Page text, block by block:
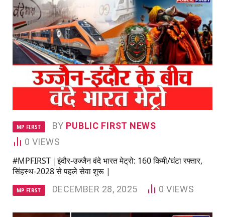
MP FIRST BY PUBLIC FIRST NEWS
0 VIEWS
#MPFIRST |इंदौर-उज्जैन वंदे भारत मेट्रो: 160 किमी/घंटा रफ्तार,
सिंहस्थ-2028 से पहले सेवा शुरू |
MP FIRST DECEMBER 28, 2025 0 VIEWS